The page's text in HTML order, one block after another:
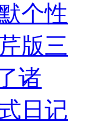
个性
版三
诸
日记